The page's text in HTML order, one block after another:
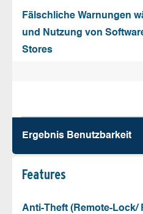
Fälschliche Warnungen
und Nutzung von
Stores
Ergebnis Benutz­barkeit
Features
Anti-Theft (Remote-Lock/